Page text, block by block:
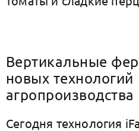
Вертикальные
новых технологий
агропроизводства
Сегодня технология